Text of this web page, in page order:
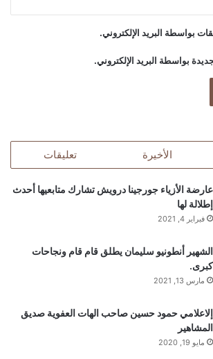
بواسطة البريد الإلكتروني.
بواسطة البريد الإلكتروني.
الأخيرة تعليقات
عارضة الأزياء جورجينا درويش تشارك متابعيها أحدث
إطلالة لها
فبراير 4, 2021
الشهير أنطونيو سليمان يطلق قام قام ونجاحات
كبرى.
مارس 13, 2021
إلاعلامي حمود حسين صاحب الهات العفوية صديق
المشاهير
مايو 19, 2020